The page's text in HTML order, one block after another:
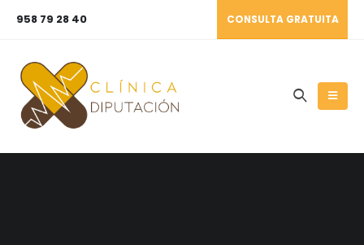
958 79 28 40 CONSULTA GRATUITA